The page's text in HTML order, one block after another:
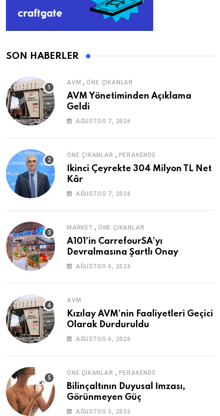
SON HABERLER
AVM ,ÖNE ÇIKANLAR
AVM Yönetiminden Açıklama
Geldi
AĞUSTOS 7, 2026
ÖNE ÇIKANLAR , PERAKENDE
İkinci Çeyrekte 304 Milyon TL Net
Kâr
AĞUSTOS 7, 2026
MARKET , ÖNE ÇIKANLAR
A101’in CarrefourSA’yı
Devralmasına Şartlı Onay
AĞUSTOS 6, 2026
AVM
Kızılay AVM’nin Faaliyetleri Geçici
Olarak Durduruldu
AĞUSTOS 6, 2026
ÖNE ÇIKANLAR , PERAKENDE
Bilinçaltının Duyusal İmzası,
Görünmeyen Güç
AĞUSTOS 5, 2026